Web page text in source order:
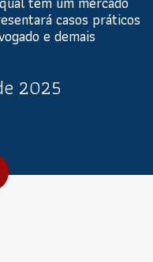
casos práticos
e demais
2025